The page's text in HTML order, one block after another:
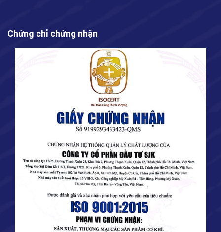
Chứng chỉ chứng nhận